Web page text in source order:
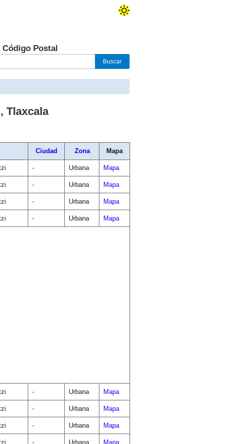
Postal
, Tlaxcala
Ciudad Zona Mapa
- Urbana Mapa
- Urbana Mapa
- Urbana Mapa
- Urbana Mapa
- Urbana Mapa
- Urbana Mapa
- Urbana Mapa
- Urbana Mapa